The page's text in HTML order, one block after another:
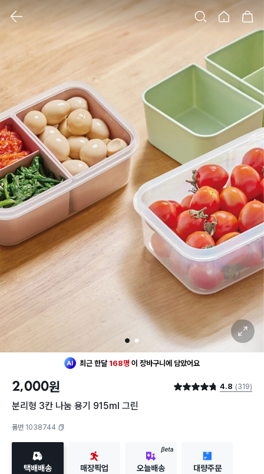
장바구니
1 2
확대 보기
최근 한달 168명 이 장바구니에 담았어요
장바구니에 담았어요
2,000원 별점 4.8점 4.8 (319)
분리형 3칸 나눔 용기 915ml 그린
품번 1038744
택배배송 매장픽업
BETA
오늘배송
대량주문